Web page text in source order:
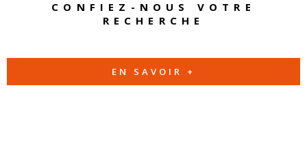
CONFIEZ-NOUS VOTRE
RECHERCHE
EN SAVOIR +